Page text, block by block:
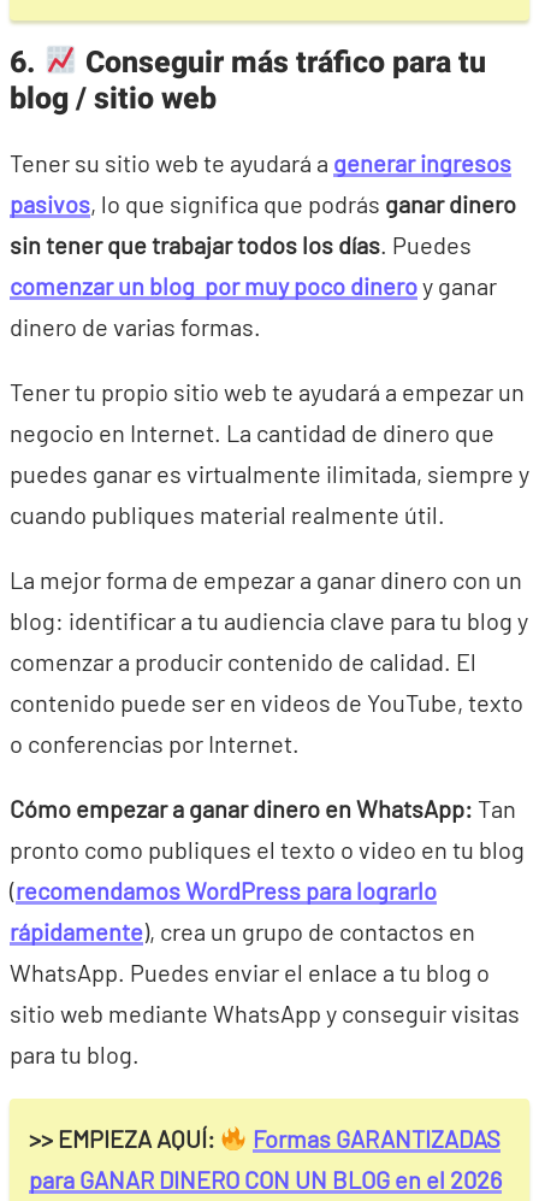
6.
Conseguir más tráfico para tu
blog / sitio web
Tener su sitio web te ayudará a generar ingresos
pasivos, lo que significa que podrás ganar dinero
sin tener que trabajar todos los días . Puedes
comenzar un blog por muy poco dineroy ganar
dinero de varias formas.
Tener tu propio sitio web te ayudará a empezar un
negocio en Internet. La cantidad de dinero que
puedes ganar es virtualmente ilimitada, siempre y
cuando publiques material realmente útil.
La mejor forma de empezar a ganar dinero con un
blog: identificar a tu audiencia clave para tu blog y
comenzar a producir contenido de calidad. El
contenido puede ser en videos de YouTube, texto
o conferencias por Internet.
Cómo empezar a ganar dinero en WhatsApp: Tan
pronto como publiques el texto o video en tu blog
(recomendamos WordPress para lograrlo
rápidamente), crea un grupo de contactos en
WhatsApp. Puedes enviar el enlace a tu blog o
sitio web mediante WhatsApp y conseguir visitas
para tu blog.
>> EMPIEZA AQUÍ:
Formas GARANTIZADAS
para GANAR DINERO CON UN BLOG en el 2026